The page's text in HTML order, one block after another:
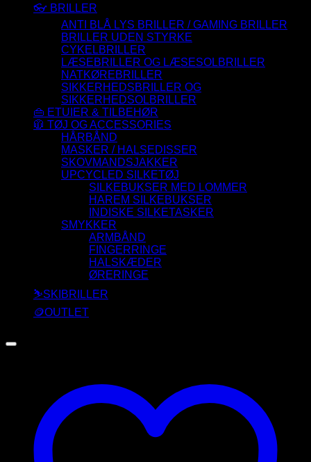
👓 BRILLER
ANTI BLÅ LYS BRILLER / GAMING BRILLER
BRILLER UDEN STYRKE
CYKELBRILLER
LÆSEBRILLER OG LÆSESOLBRILLER
NATKØREBRILLER
SIKKERHEDSBRILLER OG
SIKKERHEDSOLBRILLER
👜 ETUIER & TILBEHØR
🧥 TØJ OG ACCESSORIES
HÅRBÅND
MASKER / HALSEDISSER
SKOVMANDSJAKKER
UPCYCLED SILKETØJ
SILKEBUKSER MED LOMMER
HAREM SILKEBUKSER
INDISKE SILKETASKER
SMYKKER
ARMBÅND
FINGERRINGE
HALSKÆDER
ØRERINGE
⛷️SKIBRILLER
🪙OUTLET